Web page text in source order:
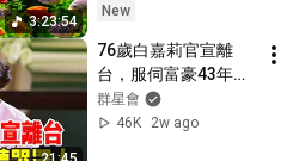
3:23:54
Relaxation Music #5
New
76歲白嘉莉官宣離
台，服伺富豪43年沒
房住，今離台公佈最
後心願聽哭眾人#白
群星會
46K
2w ago